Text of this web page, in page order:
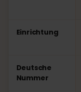
Einrichtung
Deutsche
Nummer